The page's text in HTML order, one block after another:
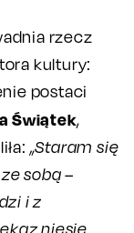
rzecz
kultury:
postaci
Świątek,
„Staram się
sobą –
i z
niesie